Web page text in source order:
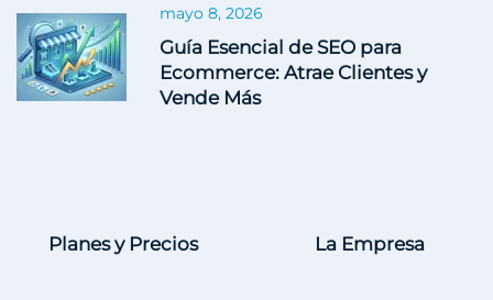
mayo 8, 2026
Guía Esencial de SEO para
Ecommerce: Atrae Clientes y
Vende Más
Planes y Precios La Empresa